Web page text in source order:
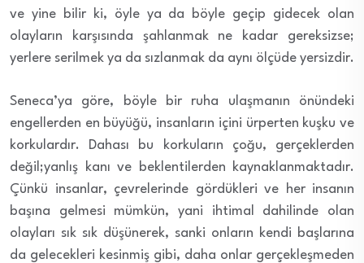
ve yine bilir ki, öyle ya da böyle geçip gidecek olan
olayların karşısında şahlanmak ne kadar gereksizse;
yerlere serilmek ya da sızlanmak da aynı ölçüde yersizdir.
Seneca’ya göre, böyle bir ruha ulaşmanın önündeki
engellerden en büyüğü, insanların içini ürperten kuşku ve
korkulardır. Dahası bu korkuların çoğu, gerçeklerden
değil;yanlış kanı ve beklentilerden kaynaklanmaktadır.
Çünkü insanlar, çevrelerinde gördükleri ve her insanın
başına gelmesi mümkün, yani ihtimal dahilinde olan
olayları sık sık düşünerek, sanki onların kendi başlarına
da gelecekleri kesinmiş gibi, daha onlar gerçekleşmeden